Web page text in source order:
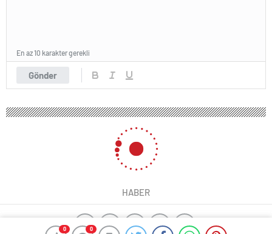
0 0
Gönder
En az 10 karakter gerekli
HABER